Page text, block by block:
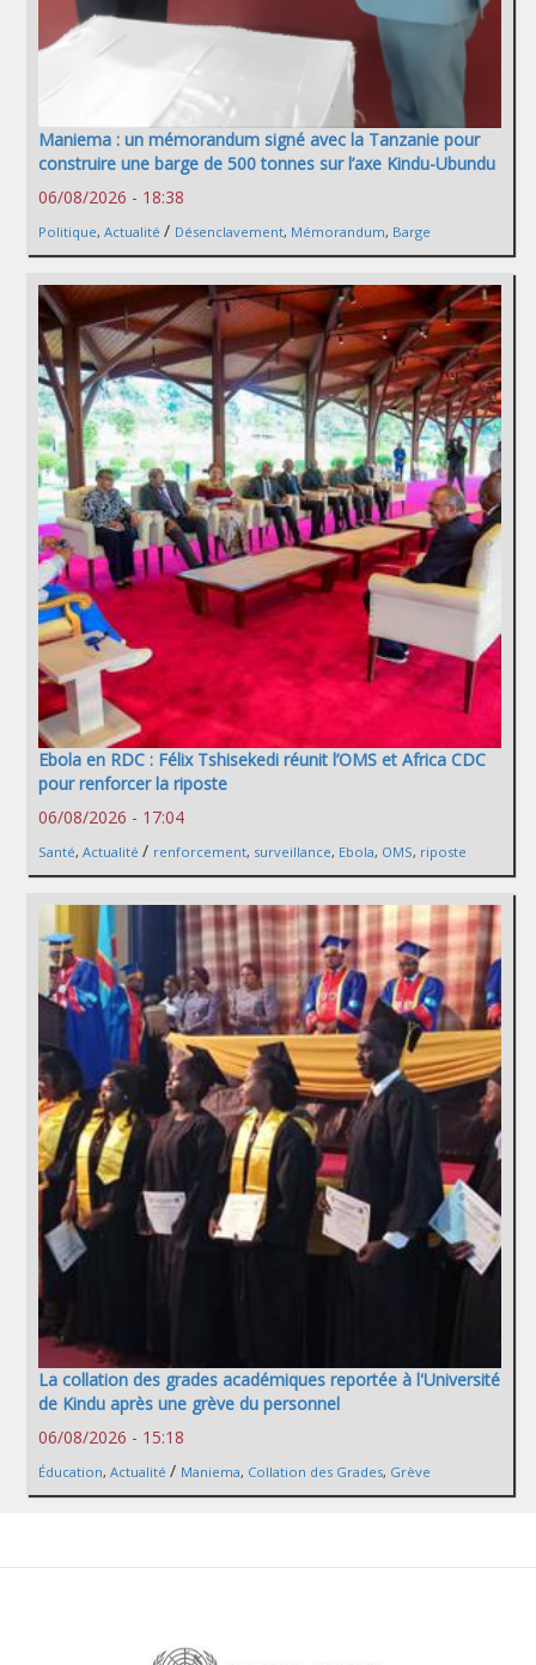
Maniema : un mémorandum signé avec la Tanzanie pour
construire une barge de 500 tonnes sur l’axe Kindu-Ubundu
06/08/2026 - 18:38
Politique, Actualité / Désenclavement, Mémorandum, Barge
Ebola en RDC : Félix Tshisekedi réunit l’OMS et Africa CDC
pour renforcer la riposte
06/08/2026 - 17:04
Santé, Actualité / renforcement, surveillance, Ebola, OMS, riposte
La collation des grades académiques reportée à l'Université
de Kindu après une grève du personnel
06/08/2026 - 15:18
Éducation, Actualité / Maniema, Collation des Grades, Grève